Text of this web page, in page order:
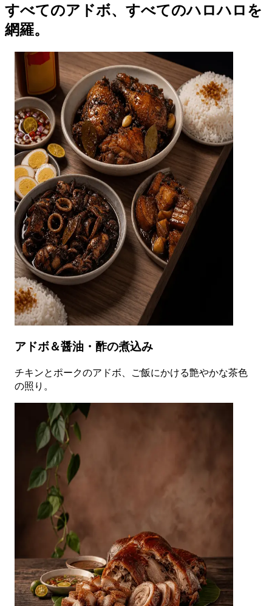
すべてのアドボ、すべてのハロハロを
網羅。
アドボ＆醤油・酢の煮込み
チキンとポークのアドボ、ご飯にかける艶やかな茶色
の照り。